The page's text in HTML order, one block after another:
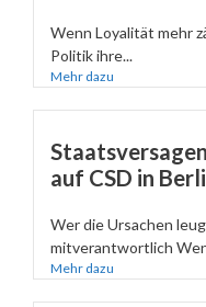
Wenn Loyalität mehr
Politik ihre...
Mehr dazu
auf CSD in
Wer die Ursachen
mitverantwortlich
Mehr dazu